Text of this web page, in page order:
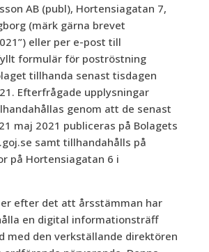
AB (publ), Hortensiagatan 7,
(märk gärna brevet
eller per e-post till
formulär för poströstning
tillhanda senast tisdagen
Efterfrågade upplysningar
genom att de senast
maj 2021 publiceras på Bolagets
samt tillhandahålls på
på Hortensiagatan 6 i
efter det att årsstämman har
en digital informationsträff
med den verkställande direktören